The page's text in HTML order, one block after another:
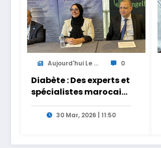
Aujourd'hui Le ... 0
Diabète : Des experts et
spécialistes marocains
et internationaux en
conclave à Tanger
30 Mar, 2026 | 11:50